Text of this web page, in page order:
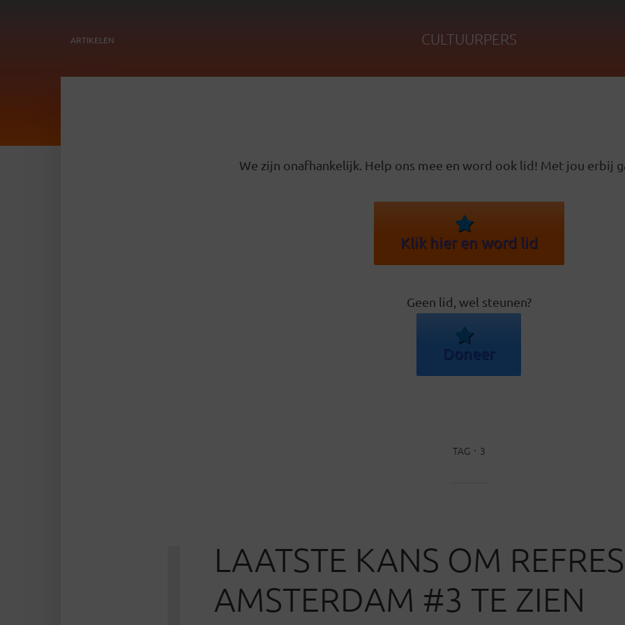
ARTIKELEN CULTUURPERS
We zijn onafhankelijk. Help ons mee en word ook lid! Met jou erbij
Klik hier en word lid
Geen lid, wel steunen?
Doneer
TAG 3
LAATSTE KANS OM
AMSTERDAM #3 TE ZIEN